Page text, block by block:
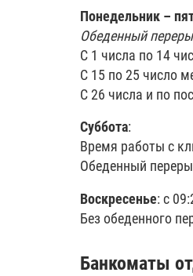
Понедельник –
Обеденный
С 1 числа по 14
С 15 по 25 число
С 26 числа и по
Суббота:
Время работы с
Обеденный
Воскресенье: с
Без обеденного
Банкоматы